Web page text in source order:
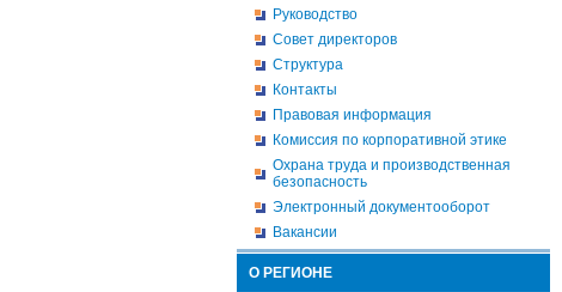
Руководство
Совет директоров
Структура
Контакты
Правовая информация
Комиссия по корпоративной этике
Охрана труда и производственная
безопасность
Электронный документооборот
Вакансии
О РЕГИОНЕ